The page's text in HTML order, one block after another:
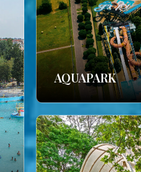
AQUAPARK